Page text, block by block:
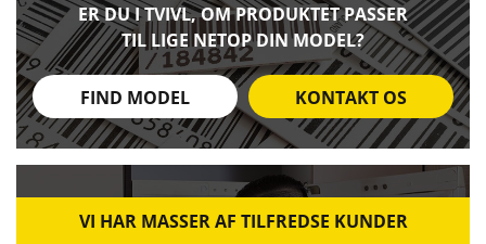
ER DU I TVIVL, OM PRODUKTET PASSER
TIL LIGE NETOP DIN MODEL?
FIND MODEL KONTAKT OS
VI HAR MASSER AF TILFREDSE KUNDER